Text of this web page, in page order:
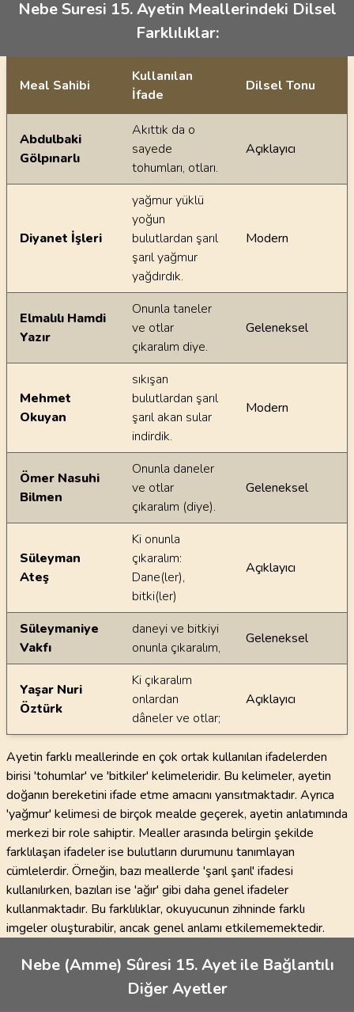
Nebe Suresi 15. Ayetin Meallerindeki Dilsel
Farklılıklar:
Ayetin meallerindeki dilsel farklılıklar
Meal Sahibi
Kullanılan
İfade
Dilsel Tonu
Abdulbaki
Gölpınarlı
Akıttık da o
sayede
tohumları, otları.
Açıklayıcı
Diyanet İşleri
yağmur yüklü
yoğun
bulutlardan şarıl
şarıl yağmur
yağdırdık.
Modern
Elmalılı Hamdi
Yazır
Onunla taneler
ve otlar
çıkaralım diye.
Geleneksel
Mehmet
Okuyan
sıkışan
bulutlardan şarıl
şarıl akan sular
indirdik.
Modern
Ömer Nasuhi
Bilmen
Onunla daneler
ve otlar
çıkaralım (diye).
Geleneksel
Süleyman
Ateş
Ki onunla
çıkaralım:
Dane(ler),
bitki(ler)
Açıklayıcı
Süleymaniye
Vakfı
daneyi ve bitkiyi
onunla çıkaralım,
Geleneksel
Yaşar Nuri
Öztürk
Ki çıkaralım
onlardan
dâneler ve otlar;
Açıklayıcı
Ayetin farklı meallerinde en çok ortak kullanılan ifadelerden
birisi 'tohumlar' ve 'bitkiler' kelimeleridir. Bu kelimeler, ayetin
doğanın bereketini ifade etme amacını yansıtmaktadır. Ayrıca
'yağmur' kelimesi de birçok mealde geçerek, ayetin anlatımında
merkezi bir role sahiptir. Mealler arasında belirgin şekilde
farklılaşan ifadeler ise bulutların durumunu tanımlayan
cümlelerdir. Örneğin, bazı meallerde 'şarıl şarıl' ifadesi
kullanılırken, bazıları ise 'ağır' gibi daha genel ifadeler
kullanmaktadır. Bu farklılıklar, okuyucunun zihninde farklı
imgeler oluşturabilir, ancak genel anlamı etkilememektedir.
Nebe (Amme) Sûresi 15. Ayet ile Bağlantılı
Diğer Ayetler